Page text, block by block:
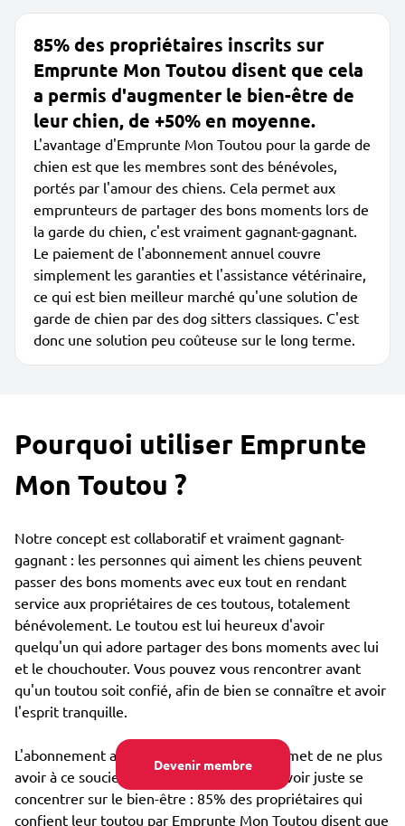
Devenir membre
85% des propriétaires inscrits sur
Emprunte Mon Toutou disent que cela
a permis d'augmenter le bien-être de
leur chien, de +50% en moyenne.
L'avantage d'Emprunte Mon Toutou pour la garde de
chien est que les membres sont des bénévoles,
portés par l'amour des chiens. Cela permet aux
emprunteurs de partager des bons moments lors de
la garde du chien, c'est vraiment gagnant-gagnant.
Le paiement de l'abonnement annuel couvre
simplement les garanties et l'assistance vétérinaire,
ce qui est bien meilleur marché qu'une solution de
garde de chien par des dog sitters classiques. C'est
donc une solution peu coûteuse sur le long terme.
Pourquoi utiliser Emprunte
Mon Toutou ?
Notre concept est collaboratif et vraiment gagnant-
gagnant : les personnes qui aiment les chiens peuvent
passer des bons moments avec eux tout en rendant
service aux propriétaires de ces toutous, totalement
bénévolement. Le toutou est lui heureux d'avoir
quelqu'un qui adore partager des bons moments avec lui
et le chouchouter. Vous pouvez vous rencontrer avant
qu'un toutou soit confié, afin de bien se connaître et avoir
l'esprit tranquille.
L'abonnement annuel très bon marché permet de ne plus
avoir à ce soucier du coût de garde, et pouvoir juste se
concentrer sur le bien-être : 85% des propriétaires qui
confient leur toutou par Emprunte Mon Toutou disent que